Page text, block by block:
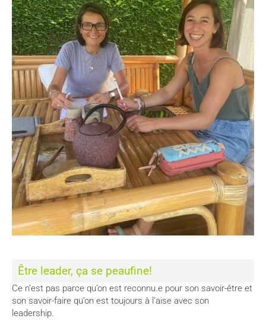
Être leader, ça se peaufine!
Ce n’est pas parce qu’on est reconnu.e pour son savoir-être et
son savoir-faire qu’on est toujours à l’aise avec son
leadership.